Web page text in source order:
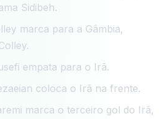
Sidibeh.
marca para a Gâmbia,
empata para o Irã.
coloca o Irã na frente.
marca o terceiro gol do Irã,